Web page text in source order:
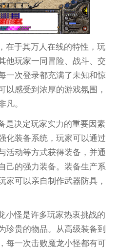
在于其万人在线的特性，玩
他玩家一同冒险、战斗、交
一次登录都充满了未知和惊
以感受到浓厚的游戏氛围，
凡。
是决定玩家实力的重要因素
化装备系统，玩家可以通过
活动等方式获得装备，并通
己的强力装备。装备生产系
家可以亲自制作武器防具，
小怪是许多玩家热衷挑战的
珍贵的物品。从高级装备到
每一次击败魔龙小怪都有可